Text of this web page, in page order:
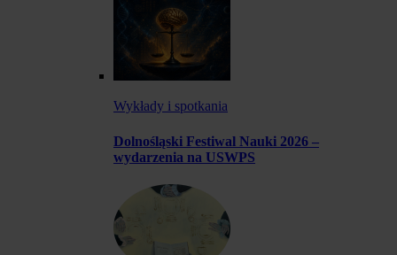
Wykłady i spotkania
Dolnośląski Festiwal Nauki 2026 –
wydarzenia na USWPS